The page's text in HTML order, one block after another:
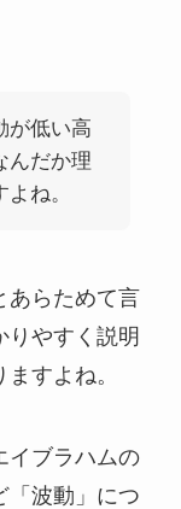
が低い高
んだか理
ね。
あらためて言
りやすく説明
すよね。
イブラハムの
「波動」につ